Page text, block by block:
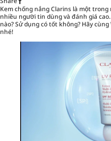
Kem chống nắngClarins là một trong
nhiều người tin dùng và đánh giá
nào? Sử dụng có tốt không? Hãy
nhé!